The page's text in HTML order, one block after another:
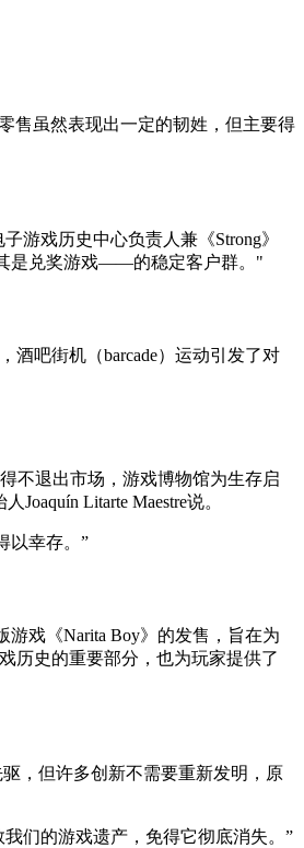
售虽然表现出一定的韧姓，但主要得
游戏历史中心负责人兼《Strong》
是兑奖游戏——的稳定客户群。"
酒吧街机（barcade）运动引发了对
不退出市场，游戏博物馆为生存启
Litarte Maestre说。
以幸存。”
游戏《Narita Boy》的发售，旨在为
历史的重要部分，也为玩家提供了
，但许多创新不需要重新发明，原
我们的游戏遗产，免得它彻底消失。”